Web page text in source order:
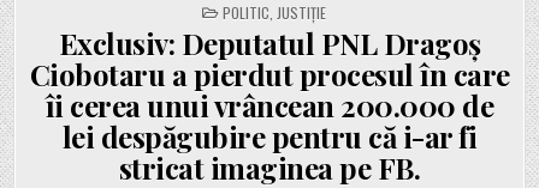
POSTED
IN
POLITIC JUSTIȚIE
Exclusiv: Deputatul PNL Dragoș
Ciobotaru a pierdut procesul în care
îi cerea unui vrâncean 200.000 de
lei despăgubire pentru că i-ar fi
stricat imaginea pe FB.